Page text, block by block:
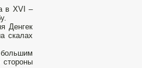
в XVI –
Денгек
скалах